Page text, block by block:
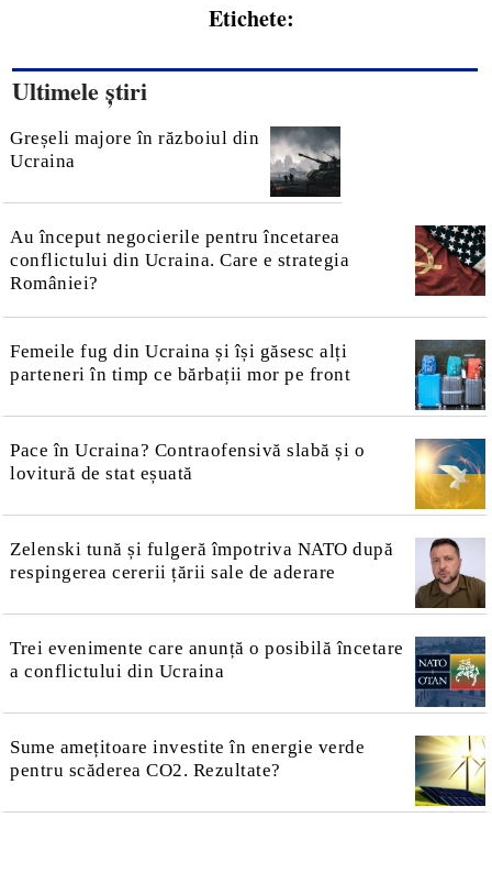
Etichete:
Ultimele știri
Greșeli majore în războiul din
Ucraina
Au început negocierile pentru încetarea
conflictului din Ucraina. Care e strategia
României?
Femeile fug din Ucraina și își găsesc alți
parteneri în timp ce bărbații mor pe front
Pace în Ucraina? Contraofensivă slabă și o
lovitură de stat eșuată
Zelenski tună și fulgeră împotriva NATO după
respingerea cererii țării sale de aderare
Trei evenimente care anunță o posibilă încetare
a conflictului din Ucraina
Sume amețitoare investite în energie verde
pentru scăderea CO2. Rezultate?